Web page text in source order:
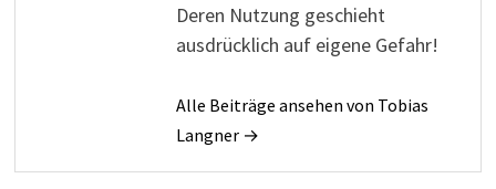
Deren Nutzung geschieht
ausdrücklich auf eigene Gefahr!
Alle Beiträge ansehen von Tobias
Langner →